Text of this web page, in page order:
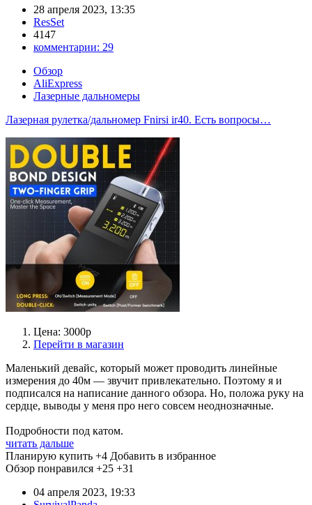
28 апреля 2023, 13:35
ResSet
4147
комментарии: 29
Обзор
AliExpress
Лазерные дальномеры
Лазерная рулетка/дальномер Fnirsi ir40. Есть вопросы…
Цена: 3000р
Перейти в магазин
Маленький девайс, который может проводить линейные
измерения до 40м — звучит привлекательно. Поэтому я и
подписался на написание данного обзора. Но, положа руку на
сердце, выводы у меня про него совсем неоднозначные.
Подробности под катом.
читать дальше
Планирую купить +4 Добавить в избранное
Обзор понравился +25 +31
04 апреля 2023, 19:33